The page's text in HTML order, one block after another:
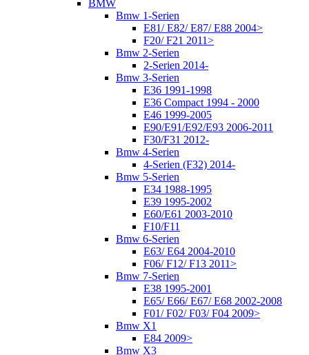
BMW
Bmw 1-Serien
E81/ E82/ E87/ E88 2004>
F20/ F21 2011>
Bmw 2-Serien
2-Serien 2014-
Bmw 3-Serien
E36 1991-1998
E36 Compact 1994 - 2000
E46 1999-2005
E90/E91/E92/E93 2006-2011
F30/F31 2012-
Bmw 4-Serien
4-Serien (F32) 2014-
Bmw 5-Serien
E34 1988-1995
E39 1995-2002
E60/E61 2003-2010
F10/F11
Bmw 6-Serien
E63/ E64 2004-2010
F06/ F12/ F13 2011>
Bmw 7-Serien
E38 1995-2001
E65/ E66/ E67/ E68 2002-2008
F01/ F02/ F03/ F04 2009>
Bmw X1
E84 2009>
Bmw X3